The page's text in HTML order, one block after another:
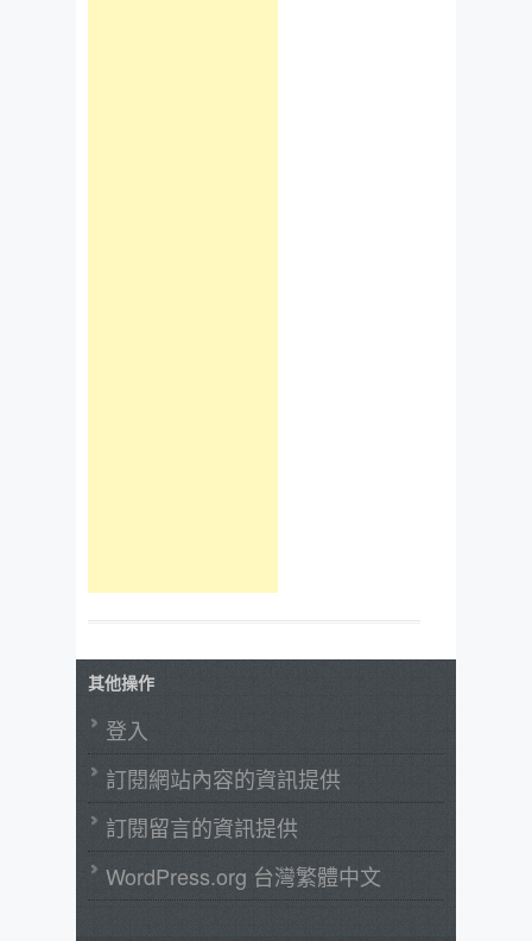
其他操作
登入
訂閱網站內容的資訊提供
訂閱留言的資訊提供
WordPress.org 台灣繁體中文